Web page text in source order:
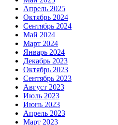
Апрель 2025
Октябрь 2024
Сентябрь 2024
Май 2024
Март 2024
Январь 2024
Декабрь 2023
Октябрь 2023
Сентябрь 2023
Август 2023
Июль 2023
Июнь 2023
Апрель 2023
Март 2023